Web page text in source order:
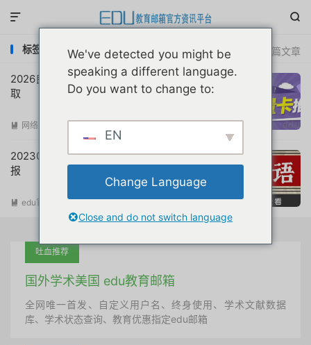


共 2 篇文章
标签：电信流量卡申请入口
2026良心靠谱移动电信联通流量卡免费领
取
 网络资源
20230529互联网教育优惠申请注册动态简
报
 edu官方简报 阅读(692)
吐血推荐
国外学术美国 edu教育邮箱
全网唯一首发、自定义用户名、终身使用、学术文献数据
库、学术状态查询、教育优惠指定edu邮箱
We've detected you might be
speaking a different language.
Do you want to change to:
EN
Change Language
Close and do not switch language